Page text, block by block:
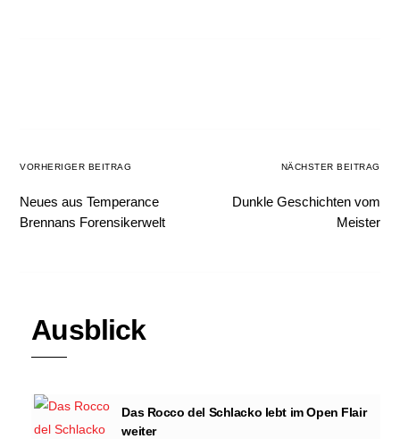
VORHERIGER BEITRAG
Neues aus Temperance
Brennans Forensikerwelt
NÄCHSTER BEITRAG
Dunkle Geschichten vom
Meister
Ausblick
Das Rocco del Schlacko lebt im Open Flair
weiter